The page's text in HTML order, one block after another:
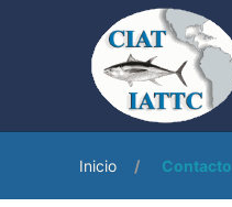
Inicio Contacto